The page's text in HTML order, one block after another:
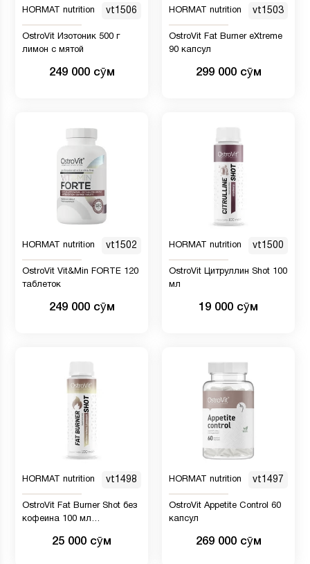
HORMAT nutrition vt1506
OstroVit Изотоник 500 г
лимон с мятой
249 000 сӯм
HORMAT nutrition vt1503
OstroVit Fat Burner eXtreme
90 капсул
299 000 сӯм
HORMAT nutrition vt1502
OstroVit Vit&Min FORTE 120
таблеток
249 000 сӯм
HORMAT nutrition vt1500
OstroVit Цитруллин Shot 100
мл
19 000 сӯм
HORMAT nutrition vt1498
OstroVit Fat Burner Shot без
кофеина 100 мл
25 000 сӯм
HORMAT nutrition vt1497
OstroVit Appetite Control 60
капсул
269 000 сӯм